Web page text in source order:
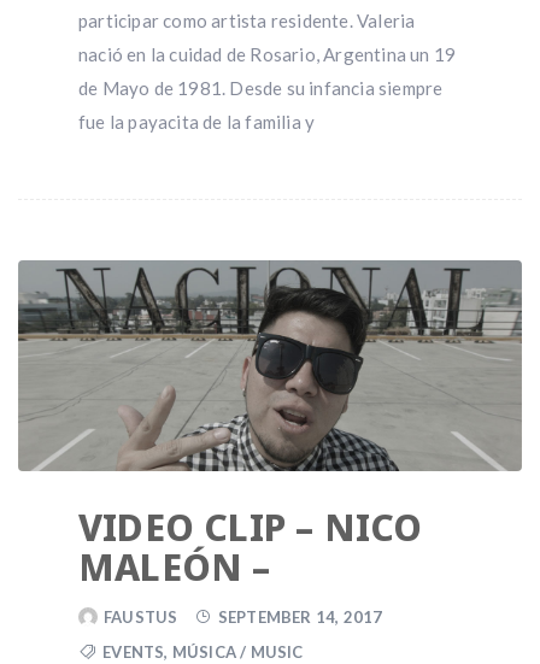
participar como artista residente. Valeria
nació en la cuidad de Rosario, Argentina un 19
de Mayo de 1981. Desde su infancia siempre
fue la payacita de la familia y
VIDEO CLIP – NICO
MALEÓN –
FAUSTUS
SEPTEMBER 14, 2017
EVENTS, MÚSICA / MUSIC